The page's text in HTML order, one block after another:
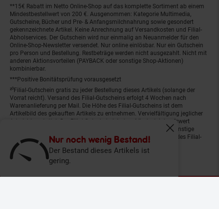
Nur noch wenig Bestand!
Der Bestand dieses Artikels ist
gering.
Fenster
**15€ Rabatt im Netto Online-Shop auf das komplette Sortiment ab einem
Mindestbestellwert von 200 €. Ausgenommen: Kategorie Multimedia,
Gutscheine, Bücher und Pre- & Anfangsmilchnahrung sowie gesondert
gekennzeichnete Artikel. Keine Anrechnung auf Versandkosten und Filial-
Abholservices. Der Gutschein wird nur einmalig an Neuanmelder für den
Online-Shop-Newsletter versendet. Nur online einlösbar. Nur ein Gutschein
pro Person und Bestellung. Restbeträge werden nicht ausgezahlt. Nicht mit
anderen Aktionsvorteilen (PAYBACK oder sonstige Shop-Aktionen)
kombinierbar.
***Positive Bonitätsprüfung vorausgesetzt
²⁰Filial-Gutschein gratis zu jeder Bestellung dieses Artikels (solange der
Vorrat reicht). Versand des Filial-Gutscheins erfolgt 4 Wochen nach
Warenanlieferung per Mail. Die Höhe des Filial-Gutscheins ist dem
Artikelbild des gekauften Artikels zu entnehmen. Vervielfältigung jeglicher
Art nicht gestattet. Der Filial-Gutschein ist ohne Mindesteinkaufswert
einlösbar. Nicht mit anderen Aktionsvorteilen (PAYBACK oder sonstige
Shop-Aktionen) kombinierbar. Der jeweilige Gültigkeitszeitraum des Filial-
Gutscheins ist darauf vermerkt.